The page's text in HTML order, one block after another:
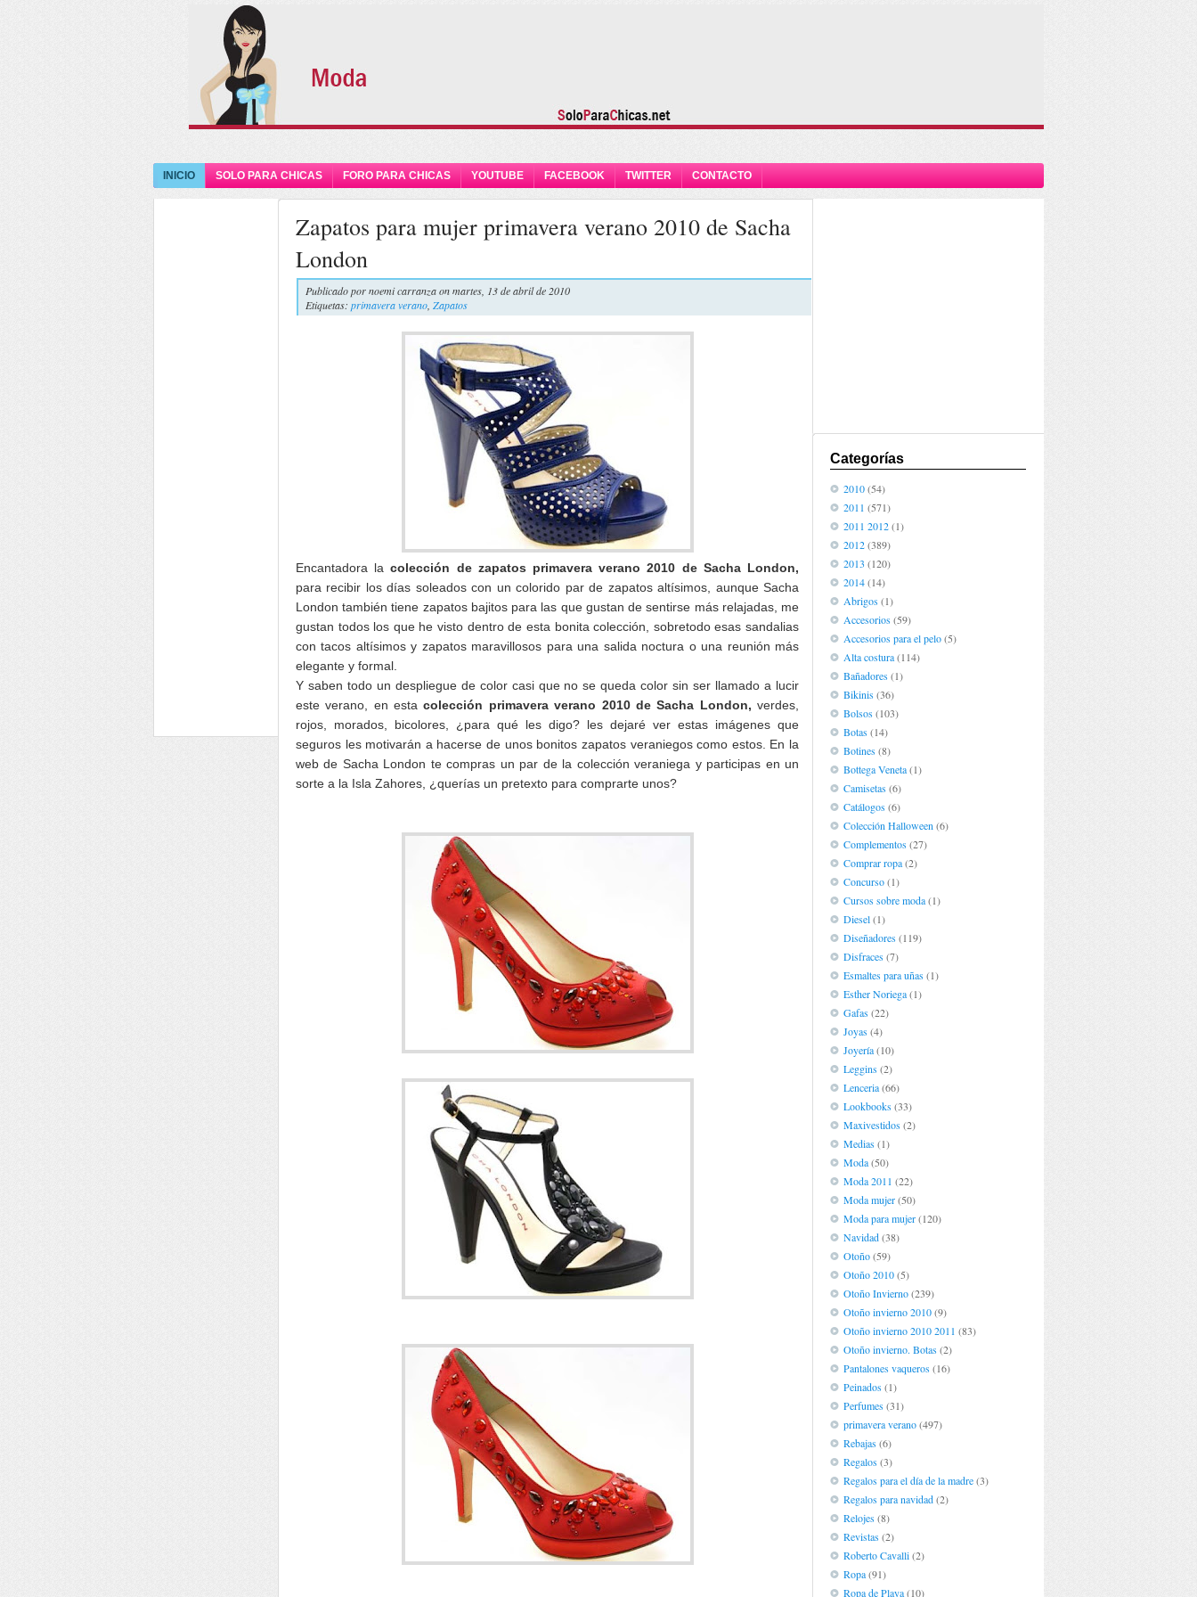
INICIO SOLO PARA CHICAS FORO PARA CHICAS YOUTUBE FACEBOOK TWITTER CONTACTO
Zapatos para mujer primavera verano 2010 de Sacha
London
Publicado pornoemi carranzaon martes, 13 de abril de 2010
Etiquetas: primavera verano Zapatos
Encantadora lacolección de zapatos primavera verano 2010 de Sacha London,
para recibir los días soleados con un colorido par de zapatos altísimos, aunque Sacha
London también tiene zapatos bajitos para las que gustan de sentirse más relajadas, me
gustan todos los que he visto dentro de esta bonita colección, sobretodo esas sandalias
con tacos altísimos y zapatos maravillosos para una salida noctura o una reunión más
elegante y formal.
Y saben todo un despliegue de color casi que no se queda color sin ser llamado a lucir
este verano, en estacolección primavera verano 2010 de Sacha London,verdes,
rojos, morados, bicolores, ¿para qué les digo? les dejaré ver estas imágenes que
seguros les motivarán a hacerse de unos bonitos zapatos veraniegos como estos. En la
web de Sacha London te compras un par de la colección veraniega y participas en un
sorte a la Isla Zahores, ¿querías un pretexto para comprarte unos?
Categorías
2010(54)
2011 (571)
2011 2012(1)
2012(389)
2013 (120)
2014(14)
Abrigos(1)
Accesorios(59)
Accesorios para el pelo(5)
Alta costura(114)
Bañadores(1)
Bikinis(36)
Bolsos(103)
Botas(14)
Botines(8)
Bottega Veneta(1)
Camisetas(6)
Catálogos(6)
Colección Halloween (6)
Complementos(27)
Comprar ropa(2)
Concurso(1)
Cursos sobre moda(1)
Diesel(1)
Diseñadores(119)
Disfraces(7)
Esmaltes para uñas(1)
Esther Noriega(1)
Gafas(22)
Joyas(4)
Joyería(10)
Leggins(2)
Lenceria(66)
Lookbooks(33)
Maxivestidos(2)
Medias(1)
Moda(50)
Moda 2011 (22)
Moda mujer(50)
Moda para mujer(120)
Navidad(38)
Otoño(59)
Otoño 2010(5)
Otoño Invierno(239)
Otoño invierno 2010(9)
Otoño invierno 2010 2011 (83)
Otoño invierno. Botas(2)
Pantalones vaqueros(16)
Peinados(1)
Perfumes(31)
primavera verano(497)
Rebajas(6)
Regalos(3)
Regalos para el día de la madre(3)
Regalos para navidad(2)
Relojes(8)
Revistas(2)
Roberto Cavalli(2)
Ropa(91)
Ropa de Playa(10)